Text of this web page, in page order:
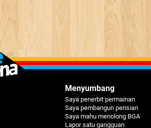
Menyumbang
Saya penerbit permainan
Saya pembangun perisian
Saya mahu menolong BGA
Lapor satu gangguan